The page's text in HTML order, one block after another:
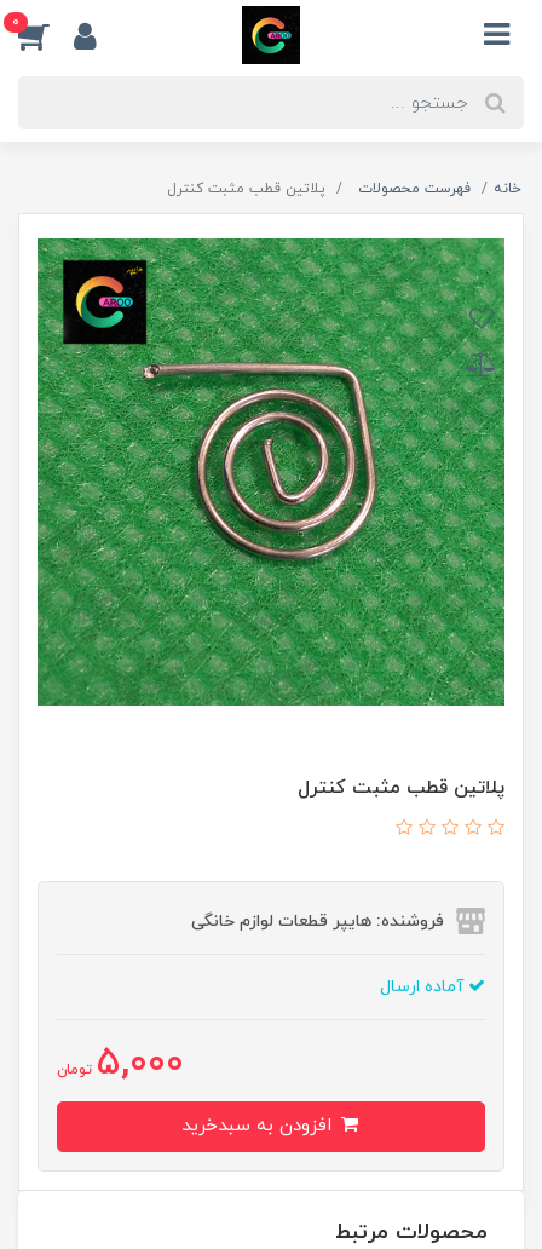
0
خانه فهرست محصولات پلاتین قطب مثبت کنترل
پلاتین قطب مثبت کنترل
فروشنده: هایپر قطعات لوازم خانگی
آماده ارسال
5,000 تومان
محصولات مرتبط